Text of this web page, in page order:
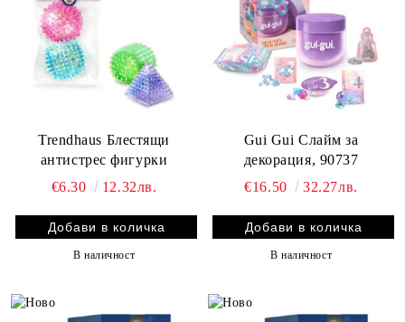
Trendhaus Блестящи
антистрес фигурки
€6.30
12.32лв.
В наличност
Gui Gui Слайм за
декорация, 90737
€16.50
32.27лв.
В наличност